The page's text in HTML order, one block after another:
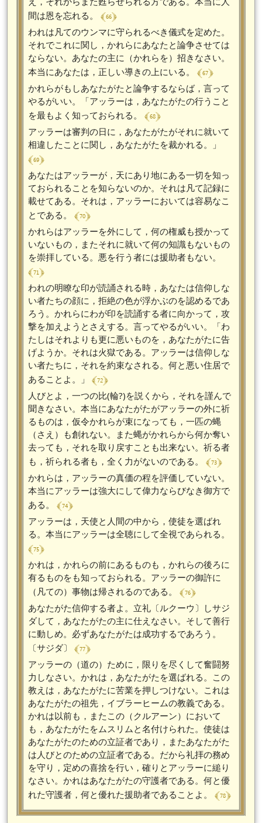
間は恩を忘れる。 ﴾ 66 ﴿
われは凡てのウンマに守られるべき儀式を定めた。
それでこれに関し，かれらにあなたと論争させては
ならない。あなたの主に（かれらを）招きなさい。
本当にあなたは，正しい導きの上にいる。 ﴾ 67 ﴿
かれらがもしあなたがたと論争するならば，言って
やるがいい。「アッラーは，あなたがたの行うこと
を最もよく知っておられる。 ﴾ 68 ﴿
アッラーは審判の日に，あなたがたがそれに就いて
相違したことに関し，あなたがたを裁かれる。」
﴾ 69 ﴿
あなたはアッラーが，天にあり地にある一切を知っ
ておられることを知らないのか。それは凡て記録に
載せてある。それは，アッラーにおいては容易なこ
とである。 ﴾ 70 ﴿
かれらはアッラーを外にして，何の権威も授かって
いないもの，またそれに就いて何の知識もないもの
を崇拝している。悪を行う者には援助者もない。
﴾ 71 ﴿
われの明瞭な印が読誦される時，あなたは信仰しな
い者たちの顔に，拒絶の色が浮かぶのを認めるであ
ろう。かれらにわが印を読誦する者に向かって，攻
撃を加えようとさえする。言ってやるがいい。「わ
たしはそれよりも更に悪いものを，あなたがたに告
げようか。それは火獄である。アッラーは信仰しな
い者たちに，それを約束なされる。何と悪い住居で
あることよ。」 ﴾ 72 ﴿
人びとよ，一つの比(輪?)を説くから，それを謹んで
聞きなさい。本当にあなたがたがアッラーの外に祈
るものは，仮令かれらが束になっても，一匹の蝿
（さえ）も創れない。また蝿がかれらから何か奪い
去っても，それを取り戻すことも出来ない。祈る者
も，祈られる者も，全く力がないのである。 ﴾ 73 ﴿
かれらは，アッラーの真価の程を評価していない。
本当にアッラーは強大にして偉力ならびなき御方で
ある。 ﴾ 74 ﴿
アッラーは，天使と人間の中から，使徒を選ばれ
る。本当にアッラーは全聴にして全視であられる。
﴾ 75 ﴿
かれは，かれらの前にあるものも，かれらの後ろに
有るものをも知っておられる。アッラーの御許に
（凡ての）事物は帰されるのである。 ﴾ 76 ﴿
あなたがた信仰する者よ。立礼〔ルクーウ〕しサジ
ダして，あなたがたの主に仕えなさい。そして善行
に動しめ。必ずあなたがたは成功するであろう。
〔サジダ〕 ﴾ 77 ﴿
アッラーの（道の）ために，限りを尽くして奮闘努
力しなさい。かれは，あなたがたを選ばれる。この
教えは，あなたがたに苦業を押しつけない。これは
あなたがたの祖先，イブラーヒームの教義である。
かれは以前も，またこの（クルアーン）において
も，あなたがたをムスリムと名付けられた。使徒は
あなたがたのための立証者であり，またあなたがた
は人びとのための立証者である。だから礼拝の務め
を守り，定めの喜捨を行い，確りとアッラーに縋り
なさい。かれはあなたがたの守護者である。何と優
れた守護者，何と優れた援助者であることよ。 ﴾ 78 ﴿